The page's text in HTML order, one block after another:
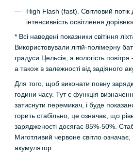
High Flash (fast). Світловий
інтенсивність освітлення
* Всі наведені показники світіння
Використовували літій-полімерну
градуси Цельсія, а вологість
а також в залежності від задіяного
Для того, щоб виконати повну
години часу. Тут є функція
затиснути перемикач, і буде
горить стабільно, це означає, що
зарядженості досягає 85%-50%.
Миготливий червоне світло
акумулятор.